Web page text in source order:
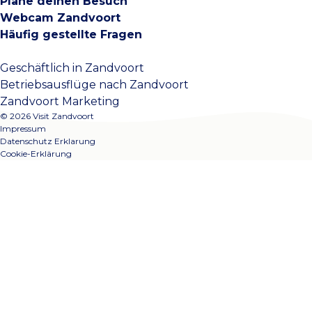
Webcam Zandvoort
Häufig gestellte Fragen
Geschäftlich in Zandvoort
Betriebsausflüge nach Zandvoort
Zandvoort Marketing
© 2026 Visit Zandvoort
Impressum
Datenschutz Erklarung
Cookie-Erklärung